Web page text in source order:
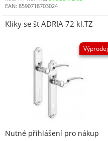
EAN: 8590718703024
Kliky se št ADRIA 72 kl.TZ
Výprodej
Nutné přihlášení pro nákup